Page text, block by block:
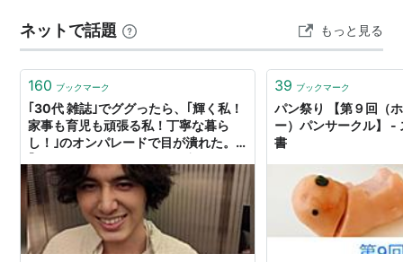
単、というか雑。 私はファンデーションもリップブラシ
も使わないので、洗うのはこの小さなブラ…
ネットで話題 もっと見る
160 ブックマーク
｢30代 雑誌｣でググったら、｢輝く私！
家事も育児も頑張る私！丁寧な暮ら
し！｣のオンパレードで目が潰れた。
毎日フル手抜きメニュー！｣みたいな
のくれ
39 ブックマーク
パン祭り 【第９回（
ー）パンサークル】 -
書